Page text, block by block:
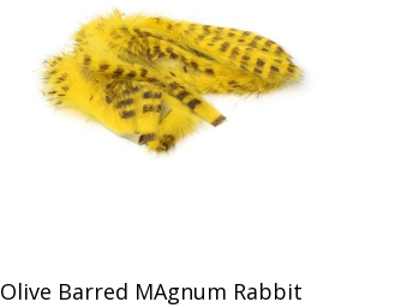
Olive Barred MAgnum Rabbit